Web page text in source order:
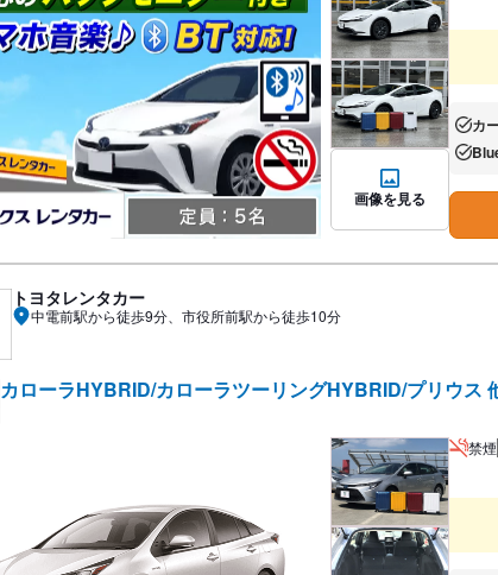
画像を見る
あり:
カ
あり:
トヨタレンタカー
中電前駅から徒歩9分、市役所前駅から徒歩10分
カローラHYBRID/カローラツーリングHYBRID/プリウス
禁煙